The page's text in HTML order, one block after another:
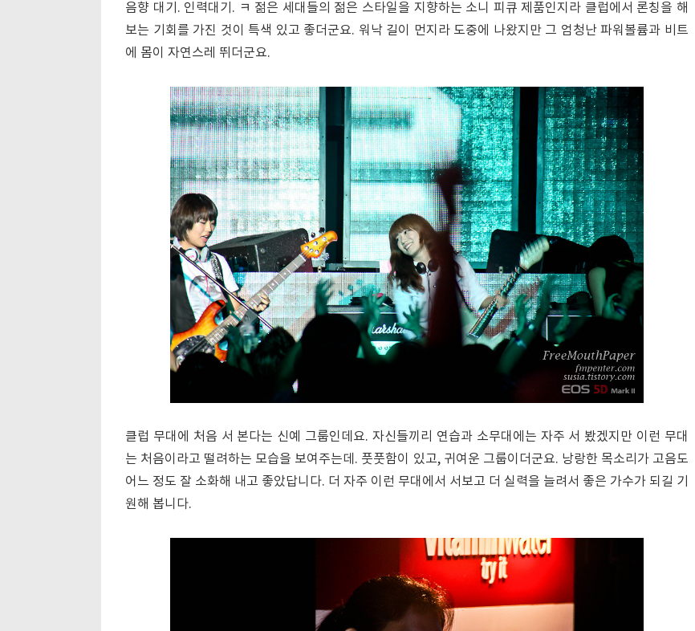
음향 대기. 인력대기. ㅋ 젊은 세대들의 젊은 스타일을 지향하는 소니 피큐 제품인지라 클럽에서 론칭을 해
보는 기회를 가진 것이 특색 있고 좋더군요. 워낙 길이 먼지라 도중에 나왔지만 그 엄청난 파워볼륨과 비트
에 몸이 자연스레 뛰더군요.
클럽 무대에 처음 서 본다는 신예 그룹인데요. 자신들끼리 연습과 소무대에는 자주 서 봤겠지만 이런 무대
는 처음이라고 떨려하는 모습을 보여주는데. 풋풋함이 있고, 귀여운 그룹이더군요. 낭랑한 목소리가 고음도
어느 정도 잘 소화해 내고 좋았답니다. 더 자주 이런 무대에서 서보고 더 실력을 늘려서 좋은 가수가 되길 기
원해 봅니다.